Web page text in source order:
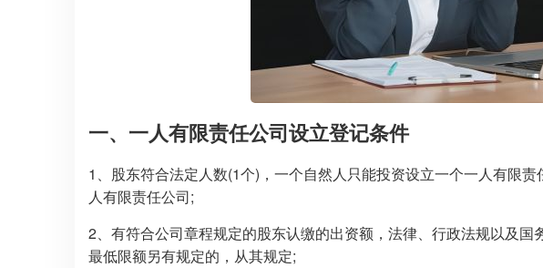
一、一人有限责任公司设立登记条件
1、股东符合法定人数(1个)，一个自然人只能投资设立一个一人有限
人有限责任公司;
2、有符合公司章程规定的股东认缴的出资额，法律、行政法规以及
最低限额另有规定的，从其规定;